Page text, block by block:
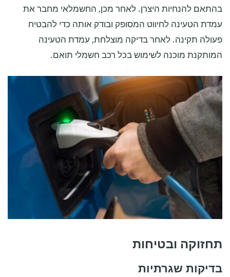
בהתאם להנחיות היצרן. לאחר מכן, החשמלאי מחבר את
עמדת הטעינה לחיווט המסופק ובודק אותה כדי להבטיח
פעולה תקינה. לאחר בדיקה מוצלחת, עמדת הטעינה
המותקנת מוכנה לשימוש בכל רכב חשמלי תואם.
תחזוקה ובטיחות
בדיקות שגרתיות